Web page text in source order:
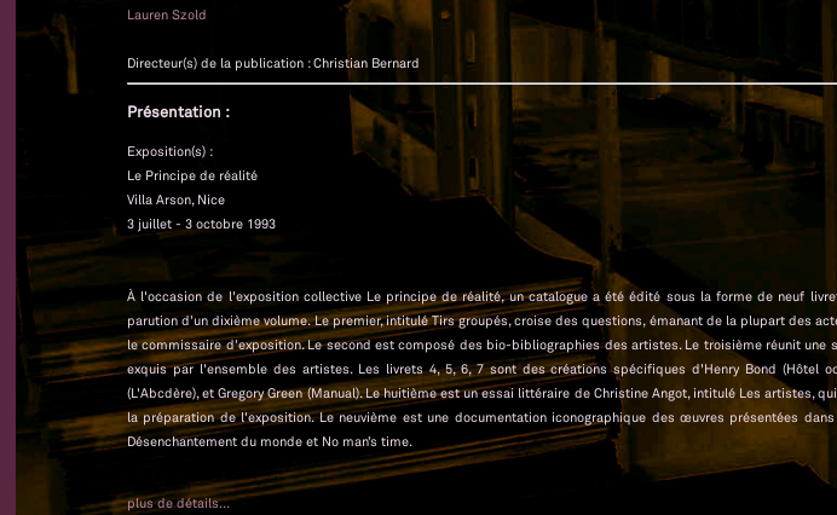
Lauren Szold
Directeur(s) de la publication : Christian Bernard
Présentation :
Exposition(s) :
Le Principe de réalité
Villa Arson, Nice
3 juillet - 3 octobre 1993
À l'occasion de l'exposition collective Le principe de réalité, un catalogue a été édité sous la forme de neuf
parution d’un dixième volume. Le premier, intitulé Tirs groupés, croise des questions, émanant de la plupart des
le commissaire d’exposition. Le second est composé des bio-bibliographies des artistes. Le troisième réunit une
exquis par l'ensemble des artistes. Les livrets 4, 5, 6, 7 sont des créations spécifiques d'Henry Bond (Hôtel
(L'Abcdère), et Gregory Green (Manual). Le huitième est un essai littéraire de Christine Angot, intitulé Les artistes,
la préparation de l'exposition. Le neuvième est une documentation iconographique des œuvres présentées
Désenchantement du monde et No man’s time.
plus de détails...